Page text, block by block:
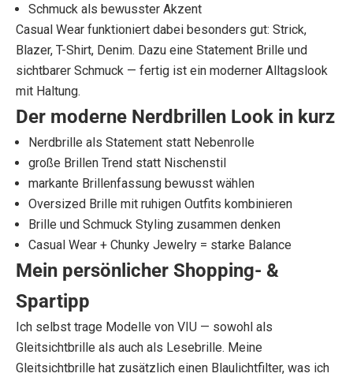
Schmuck als bewusster Akzent
Casual Wear funktioniert dabei besonders gut: Strick,
Blazer, T-Shirt, Denim. Dazu eine Statement Brille und
sichtbarer Schmuck — fertig ist ein moderner Alltagslook
mit Haltung.
Der moderne Nerdbrillen Look in kurz
Nerdbrille als Statement statt Nebenrolle
große Brillen Trend statt Nischenstil
markante Brillenfassung bewusst wählen
Oversized Brille mit ruhigen Outfits kombinieren
Brille und Schmuck Styling zusammen denken
Casual Wear + Chunky Jewelry = starke Balance
Mein persönlicher Shopping- &
Spartipp
Ich selbst trage Modelle von VIU — sowohl als
Gleitsichtbrille als auch als Lesebrille. Meine
Gleitsichtbrille hat zusätzlich einen Blaulichtfilter, was ich
m